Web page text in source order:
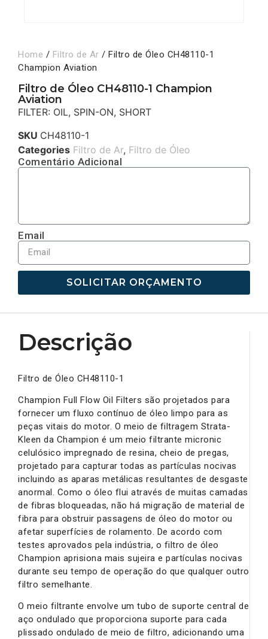
Home / Filtro de Ar / Filtro de Óleo CH48110-1
Champion Aviation
Filtro de Óleo CH48110-1 Champion
Aviation
FILTER: OIL, SPIN-ON, SHORT
SKU CH48110-1
Categories Filtro de Ar, Filtro de Óleo
Comentário Adicional
Email
SOLICITAR ORÇAMENTO
Descrição
Filtro de Óleo CH48110-1
Champion Full Flow Oil Filters são projetados para
fornecer um fluxo contínuo de óleo limpo para as
peças vitais do motor. O meio de filtragem Strata-
Kleen da Champion é um meio filtrante micronic
celulósico impregnado de resina, cheio de pregas,
projetado para capturar todas as partículas nocivas
incluindo as aparas metálicas resultantes de desgaste
anormal. Como o óleo flui através de muitas camadas
de fibras bloqueadas, não há migração de material de
fibra para obstruir passagens de óleo do motor ou
afetar superfícies de rolamento. De acordo com
testes aprovados pela indústria, o filtro de óleo
Champion aprisiona mais sujeira e partículas nocivas
durante seu tempo de operação do que qualquer outro
filtro semelhante.
O meio filtrante envolve um tubo de suporte central de
aço ondulado que proporciona suporte para cada
plissado ondulado de meio de filtro, adicionando uma